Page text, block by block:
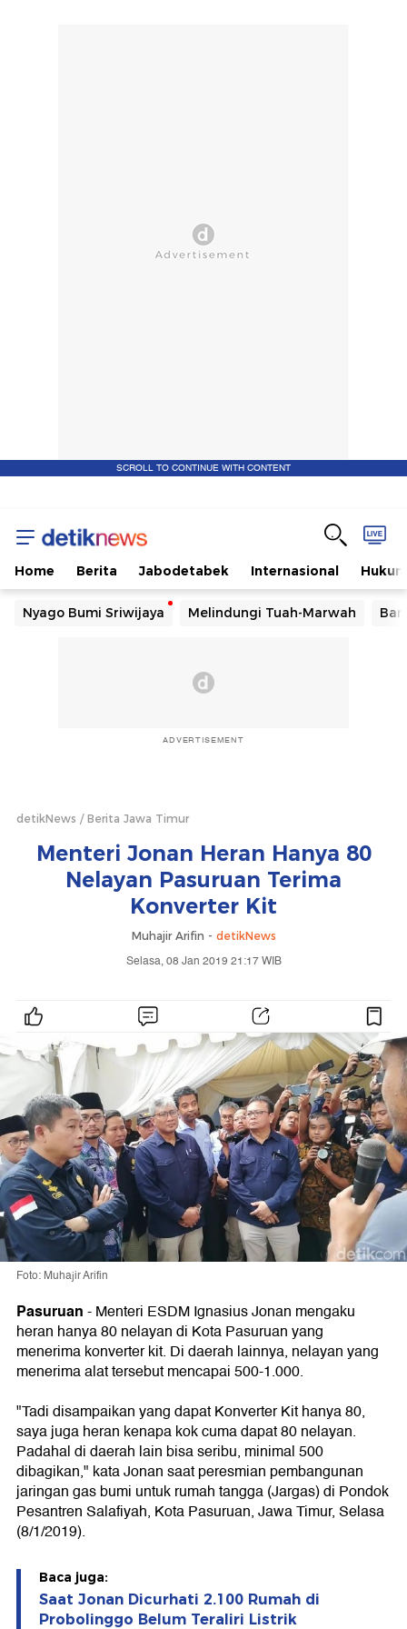
SCROLL TO CONTINUE WITH CONTENT
Home Berita Jabodetabek Internasional Hukum
Nyago Bumi Sriwijaya Melindungi Tuah-Marwah
ADVERTISEMENT
detikNews Berita Jawa Timur
Menteri Jonan Heran Hanya 80
Nelayan Pasuruan Terima
Konverter Kit
Muhajir Arifin - detikNews
Selasa, 08 Jan 2019 21:17 WIB
Foto: Muhajir Arifin
Pasuruan-Menteri ESDM Ignasius Jonan mengaku
heran hanya 80 nelayan di Kota Pasuruan yang
menerima konverter kit. Di daerah lainnya, nelayan yang
menerima alat tersebut mencapai 500-1.000.
"Tadi disampaikan yang dapat Konverter Kit hanya 80,
saya juga heran kenapa kok cuma dapat 80 nelayan.
Padahal di daerah lain bisa seribu, minimal 500
dibagikan," kata Jonan saat peresmian pembangunan
jaringan gas bumi untuk rumah tangga (Jargas) di Pondok
Pesantren Salafiyah, Kota Pasuruan, Jawa Timur, Selasa
(8/1/2019).
Baca juga:
Saat Jonan Dicurhati 2.100 Rumah di
Probolinggo Belum Teraliri Listrik